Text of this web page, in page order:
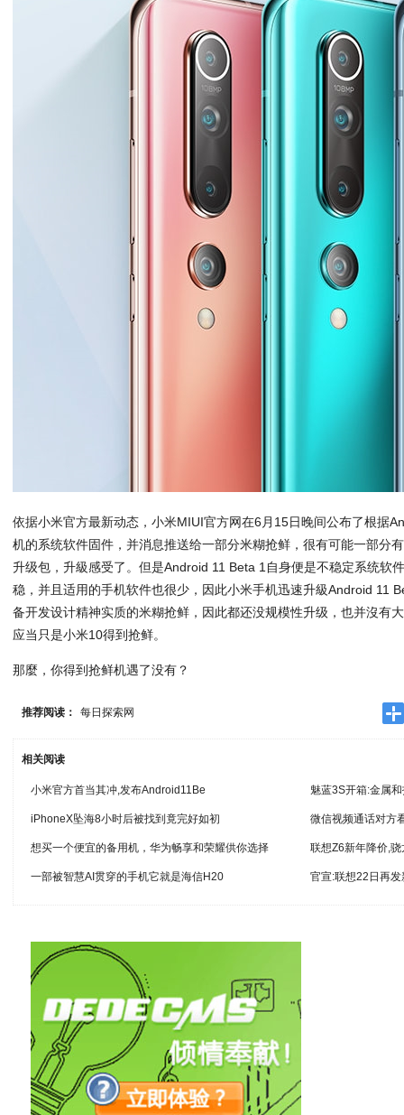
依据小米官方最新动态，小米MIUI官方网在6月15日晚间公布了根据
机的系统软件固件，并消息推送给一部分米糊抢鲜，很有可能一部分
升级包，升級感受了。但是Android 11 Beta 1自身便是不稳定系统软
稳，并且适用的手机软件也很少，因此小米手机迅速升級Android 11
备开发设计精神实质的米糊抢鲜，因此都还没规模性升级，也并沒有
应当只是小米10得到抢鲜。
那麼，你得到抢鲜机遇了没有？
推荐阅读： 每日探索网
相关阅读
小米官方首当其冲,发布Android11Be 魅蓝3S开箱:金属
iPhoneX坠海8小时后被找到竟完好如初 微信视频通话对方
想买一个便宜的备用机，华为畅享和荣耀供你选择 联想Z6新年降价,
一部被智慧AI贯穿的手机它就是海信H20 官宣:联想22日再